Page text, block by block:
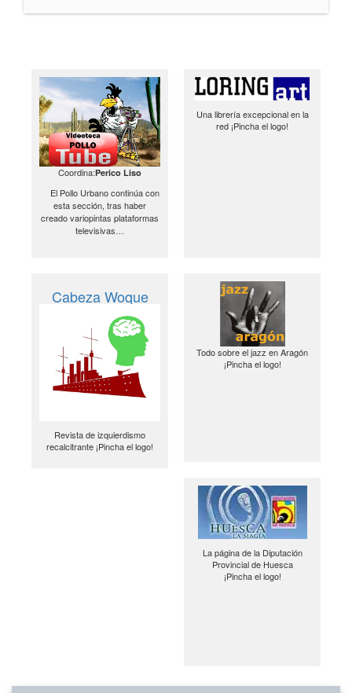
Coordina:Perico Liso
El Pollo Urbano continúa con
esta sección, tras haber
creado variopintas plataformas
televisivas…
Una librería excepcional en la
red ¡Pincha el logo!
Cabeza Woque
Revista de izquierdismo
recalcitrante ¡Pincha el logo!
Todo sobre el jazz en Aragón
¡Pincha el logo!
La página de la Diputación
Provincial de Huesca
¡Pincha el logo!